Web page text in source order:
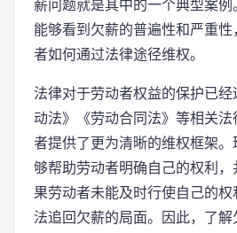
薪问题就是其中的一个典型案
能够看到欠薪的普遍性和严重
者如何通过法律途径维权。
法律对于劳动者权益的保护已
动法》《劳动合同法》等相关
者提供了更为清晰的维权框架
够帮助劳动者明确自己的权利
果劳动者未能及时行使自己的
法追回欠薪的局面。因此，了解